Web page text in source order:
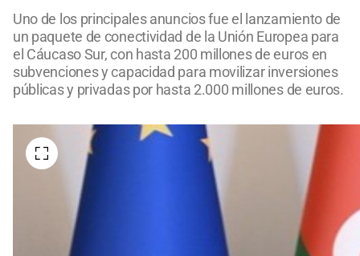
Uno de los principales anuncios fue el lanzamiento de
un paquete de conectividad de la Unión Europea para
el Cáucaso Sur, con hasta 200 millones de euros en
subvenciones y capacidad para movilizar inversiones
públicas y privadas por hasta 2.000 millones de euros.